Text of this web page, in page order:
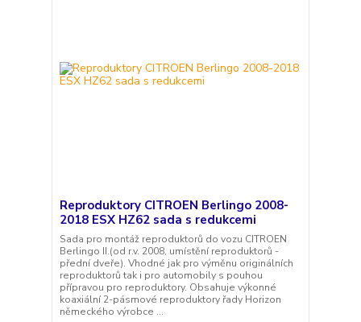
Reproduktory CITROEN Berlingo 2008-
2018 ESX HZ62 sada s redukcemi
Sada pro montáž reproduktorů do vozu CITROEN
Berlingo II.(od r.v. 2008, umístění reproduktorů -
přední dveře). Vhodné jak pro výměnu originálních
reproduktorů tak i pro automobily s pouhou
přípravou pro reproduktory. Obsahuje výkonné
koaxiální 2-pásmové reproduktory řady Horizon
německého výrobce ...